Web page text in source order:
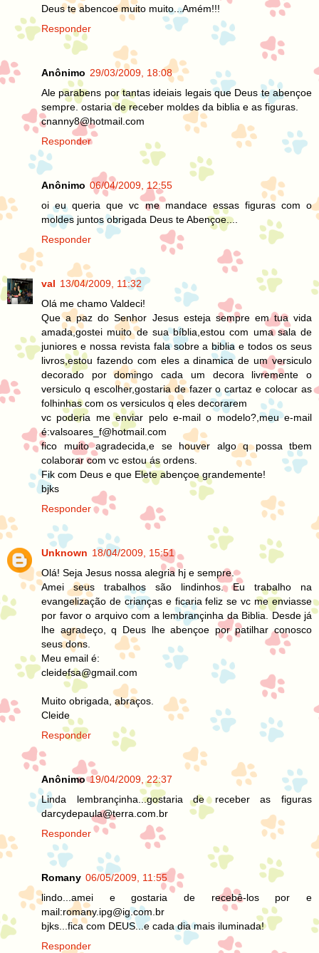
Deus te abencoe muito muito...Amém!!!
Responder
Anônimo 29/03/2009, 18:08
Ale parabens por tantas ideiais legais que Deus te abençoe
sempre. ostaria de receber moldes da biblia e as figuras.
cnanny8@hotmail.com
Responder
Anônimo 06/04/2009, 12:55
oi eu queria que vc me mandace essas figuras com o
moldes juntos obrigada Deus te Abençoe....
Responder
val 13/04/2009, 11:32
Olá me chamo Valdeci!
Que a paz do Senhor Jesus esteja sempre em tua vida
amada,gostei muito de sua bíblia,estou com uma sala de
juniores e nossa revista fala sobre a biblia e todos os seus
livros,estou fazendo com eles a dinamica de um versiculo
decorado por domingo cada um decora livremente o
versiculo q escolher,gostaria de fazer o cartaz e colocar as
folhinhas com os versiculos q eles decorarem
vc poderia me enviar pelo e-mail o modelo?,meu e-mail
é:valsoares_f@hotmail.com
fico muito agradecida,e se houver algo q possa tbem
colaborar com vc estou ás ordens.
Fik com Deus e que Elete abençoe grandemente!
bjks
Responder
Unknown 18/04/2009, 15:51
Olá! Seja Jesus nossa alegria hj e sempre.
Amei seus trabalhos são lindinhos. Eu trabalho na
evangelização de crianças e ficaria feliz se vc me enviasse
por favor o arquivo com a lembrançinha da Biblia. Desde já
lhe agradeço, q Deus lhe abençoe por patilhar conosco
seus dons.
Meu email é:
cleidefsa@gmail.com
Muito obrigada, abraços.
Cleide
Responder
Anônimo 19/04/2009, 22:37
Linda lembrançinha...gostaria de receber as figuras
darcydepaula@terra.com.br
Responder
Romany 06/05/2009, 11:55
lindo...amei e gostaria de recebê-los por e
mail:romany.ipg@ig.com.br
bjks...fica com DEUS...e cada dia mais iluminada!
Responder